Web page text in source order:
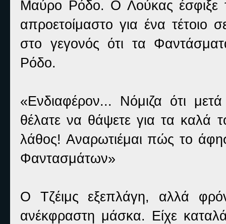
Μαύρο Ρόδο. Ο Λούκας έσφιξε
απροετοίμαστο για ένα τέτοιο
στο γεγονός ότι τα
Ρόδο.
«Ενδιαφέρον... Νόμιζα ότι
θέλατε να θάψετε για τα καλά
λάθος! Αναρωτιέμαι πώς το
Φαντασμάτων»
Ο Τζέιμς εξεπλάγη, αλλά
ανέκφραστη μάσκα. Είχε